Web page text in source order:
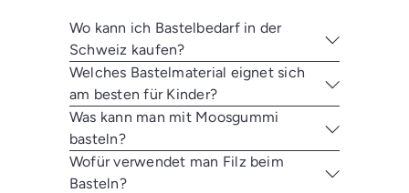
Wo kann ich Bastelbedarf in der
Schweiz kaufen?
Welches Bastelmaterial eignet sich
am besten für Kinder?
Was kann man mit Moosgummi
basteln?
Wofür verwendet man Filz beim
Basteln?